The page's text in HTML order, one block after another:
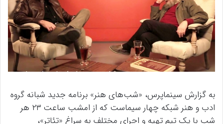
به گزارش سینماپرس، «شب‌های هنر» برنامه جدید شبانه گروه
ادب و هنر شبکه چهار سیماست که از امشب ساعت ۲۳ هر
شب با یک تیم تهیه و اجرای مختلف به سراغ «تئاتر»،